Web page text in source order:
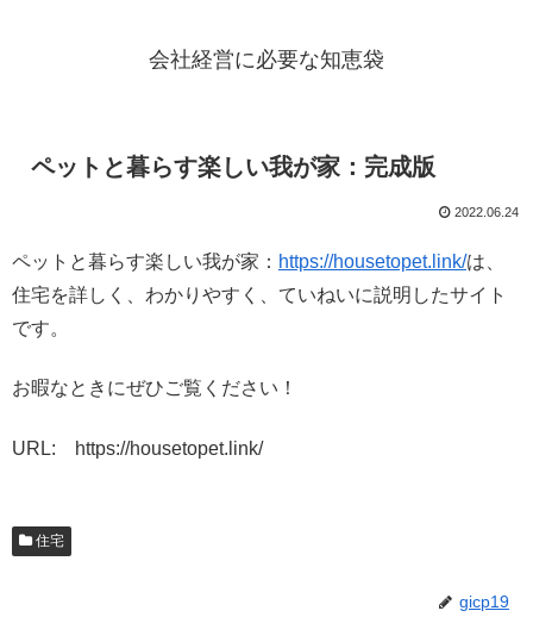
会社経営に必要な知恵袋
ペットと暮らす楽しい我が家：完成版
2022.06.24
ペットと暮らす楽しい我が家： https://housetopet.link/は、
住宅を詳しく、わかりやすく、ていねいに説明したサイト
です。
お暇なときにぜひご覧ください！
URL: https://housetopet.link/
住宅
gicp19